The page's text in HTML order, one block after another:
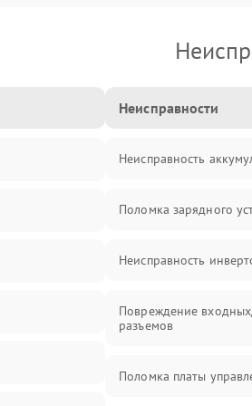
Неисправности
Неисправность
Поломка зарядного
Неисправность
Повреждение
разъемов
Поломка платы